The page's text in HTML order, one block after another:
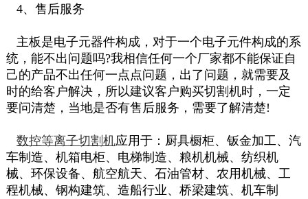
4、售后服务
主板是电子元器件构成，对于一个电子元件构成的系
统，能不出问题吗?我相信任何一个厂家都不能保证自
己的产品不出任何一点点问题，出了问题，就需要及
时的给客户解决，所以建议客户购买切割机时，一定
要问清楚，当地是否有售后服务，需要了解清楚!
数控等离子切割机应用于：厨具橱柜、钣金加工、汽
车制造、机箱电柜、电梯制造、粮机机械、纺织机
械、环保设备、航空航天、石油管材、农用机械、工
程机械、钢构建筑、造船行业、桥梁建筑、机车制